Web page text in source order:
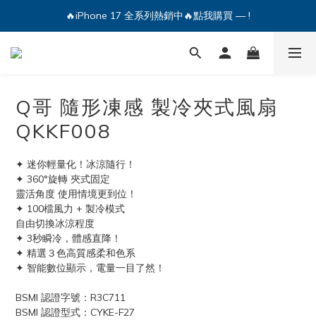
🔥iPhone 17 全系列熱銷中🔥點我購買 — !
💕加入Q哥 Line 新好友領優惠券！🎫
🔥iPhone 17 全系列熱銷中🔥點我購買 — !
Q哥 隨形凍感 製冷夾式風扇
QKKF008
✦ 迷你輕量化！冰涼隨行！
✦ 360°旋轉 夾式固定
靈活角度 使用情境更到位！
✦ 100檔風力 + 製冷模式
自由切換冰涼程度
✦ 3秒瞬冷，體感直降！
✦ 精選３色高質感柔和色系
✦ 智能數位顯示，電量一目了然！
BSMI 認證字號：R3C711
BSMI 認證型式：CYKE-F27